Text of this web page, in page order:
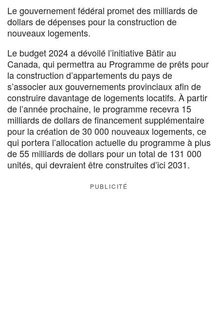
Le gouvernement fédéral promet des milliards de
dollars de dépenses pour la construction de
nouveaux logements.
Le budget 2024 a dévoilé l’initiative Bâtir au
Canada, qui permettra au Programme de prêts pour
la construction d’appartements du pays de
s’associer aux gouvernements provinciaux afin de
construire davantage de logements locatifs. À partir
de l’année prochaine, le programme recevra 15
milliards de dollars de financement supplémentaire
pour la création de 30 000 nouveaux logements, ce
qui portera l’allocation actuelle du programme à plus
de 55 milliards de dollars pour un total de 131 000
unités, qui devraient être construites d’ici 2031.
PUBLICITÉ